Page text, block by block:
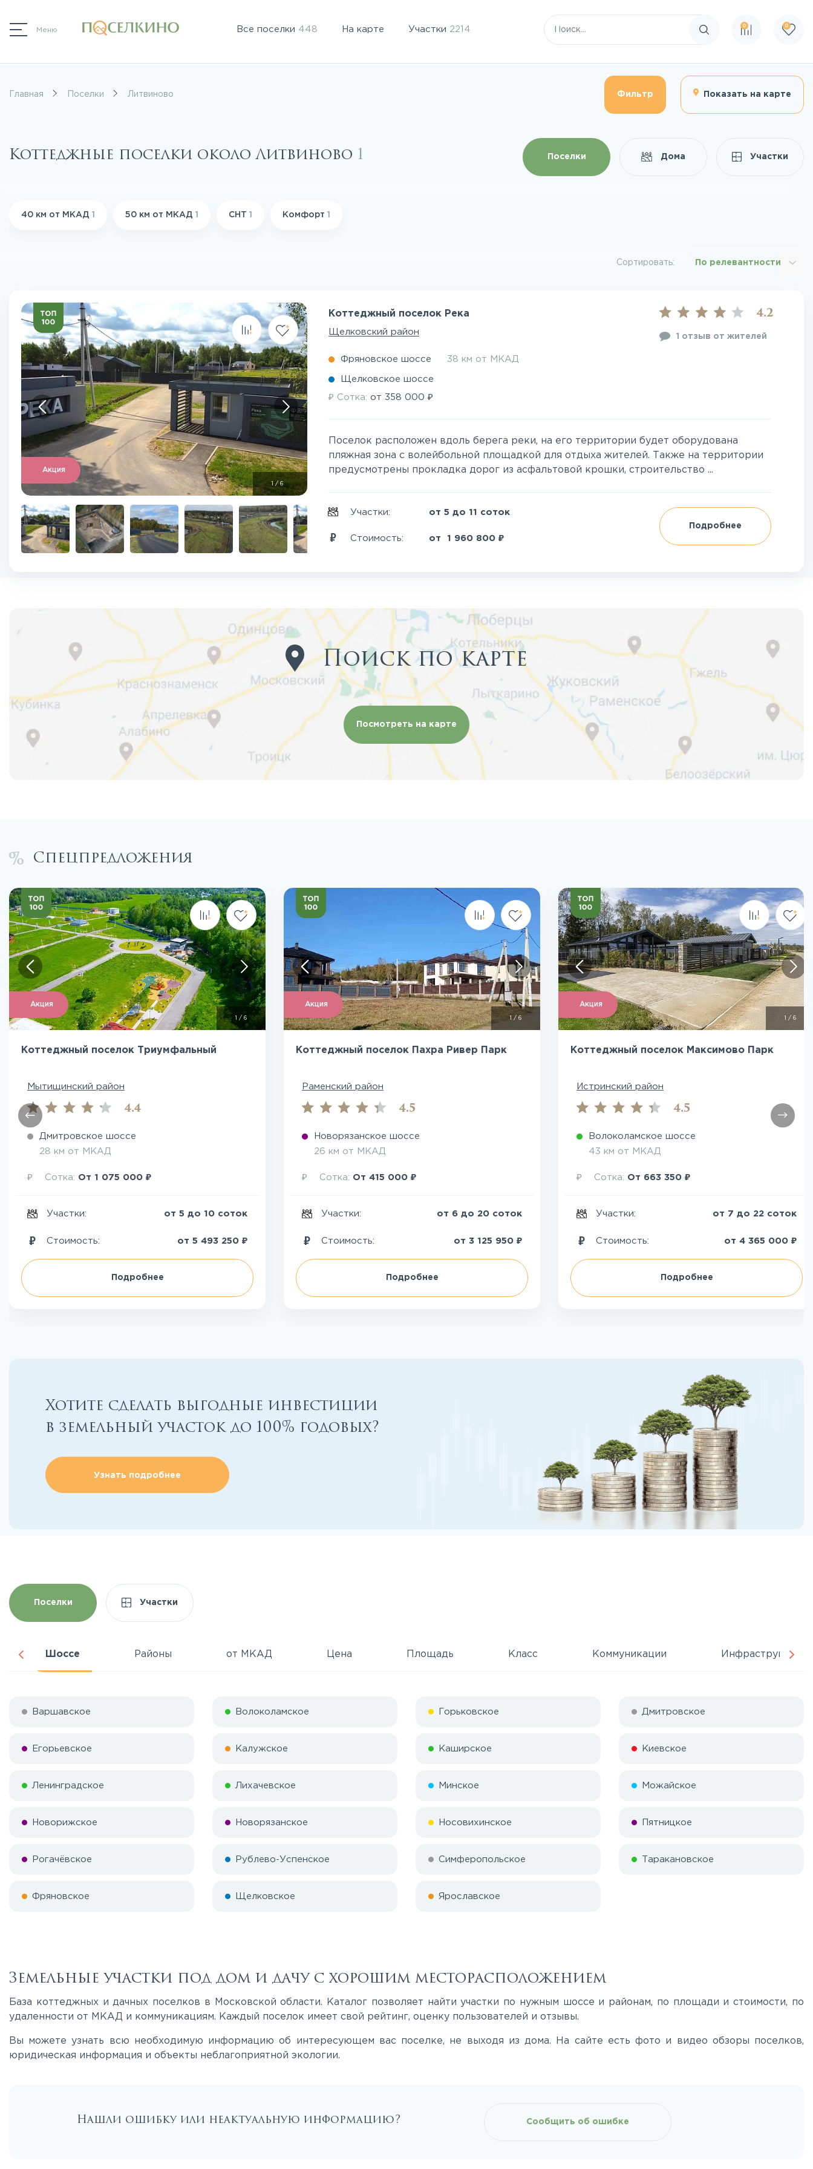
Меню Все поселки 448 На карте Участки 2214
Поиск по сайту
0 0
Главная Поселки Литвиново Фильтр Показать на карте
Коттеджные поселки около Литвиново 1 Поселки Дома Участки
40 км от МКАД 1 50 км от МКАД 1 СНТ 1 Комфорт 1
Сортировать: По релевантности
Акция
1 /6
Коттеджный поселок Река
Щелковский район
4.2
1 отзыв от жителей
Фряновское шоссе 38 км от МКАД
Щелковское шоссе
₽ Сотка:от358 000 ₽
Поселок расположен вдоль берега реки, на его территории будет оборудована
пляжная зона с волейбольной площадкой для отдыха жителей. Также на территории
предусмотрены прокладка дорог из асфальтовой крошки, строительство ...
Участки: от 5 до 11 соток
Стоимость: от1 960 800 ₽
Подробнее
Поиск по карте
Посмотреть на карте
Спецпредложения
Акция
/ 6
Коттеджный поселок Триумфальный
Мытищинский район
4.4
Дмитровское шоссе
28 км от МКАД
₽ Сотка: От 1 075 000 ₽
Участки: от 5 до 10 соток
Стоимость: от 5 493 250 ₽
Подробнее
Посмотреть все фото
Акция
1/ 6
Коттеджный поселок Пахра Ривер Парк
Раменский район
4.5
Новорязанское шоссе
26 км от МКАД
₽ Сотка: От 415 000 ₽
Участки: от 6 до 20 соток
Стоимость: от 3 125 950 ₽
Подробнее
Посмотреть все фото
Акция
/ 6
Коттеджный поселок Максимово Парк
Истринский район
4.5
Волоколамское шоссе
43 км от МКАД
₽ Сотка: От 663 350 ₽
Участки: от 7 до 22 соток
Стоимость: от 4 365 000 ₽
Подробнее
Посмотреть все фото
Хотите сделать выгодные инвестиции
в земельный участок до 100% годовых?
Узнать подробнее
Поселки Участки
Шоссе Районы от МКАД Цена Площадь Класс Коммуникации Инфраструктура
Варшавское Волоколамское Горьковское Дмитровское
Егорьевское Калужское Каширское Киевское
Ленинградское Лихачевское Минское Можайское
Новорижское Новорязанское Носовихинское Пятницкое
Рогачёвское Рублево-Успенское Симферопольское Таракановское
Фряновское Щелковское Ярославское
Земельные участки под дом и дачу с хорошим месторасположением
База коттеджных и дачных поселков в Московской области. Каталог позволяет найти участки по нужным шоссе и районам, по площади и стоимости, по
удаленности от МКАД и коммуникациям. Каждый поселок имеет свой рейтинг, оценку пользователей и отзывы.
Вы можете узнать всю необходимую информацию об интересующем вас поселке, не выходя из дома. На сайте есть фото и видео обзоры поселков,
юридическая информация и объекты неблагоприятной экологии.
Нашли ошибку или неактуальную информацию? Сообщить об ошибке